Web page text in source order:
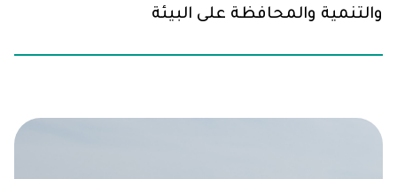
والتنمية والمحافظة على البيئة